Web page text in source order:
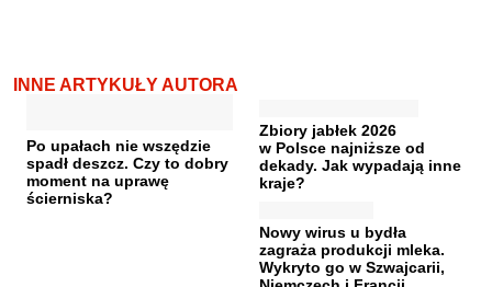
INNE ARTYKUŁY AUTORA
Po upałach nie wszędzie
spadł deszcz. Czy to dobry
moment na uprawę
ścierniska?
Zbiory jabłek 2026
w Polsce najniższe od
dekady. Jak wypadają inne
kraje?
Nowy wirus u bydła
zagraża produkcji mleka.
Wykryto go w Szwajcarii,